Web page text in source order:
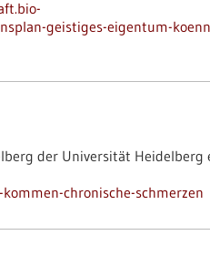
geistiges-eigentum-
der Universität Heidelberg
chronische-schmerzen